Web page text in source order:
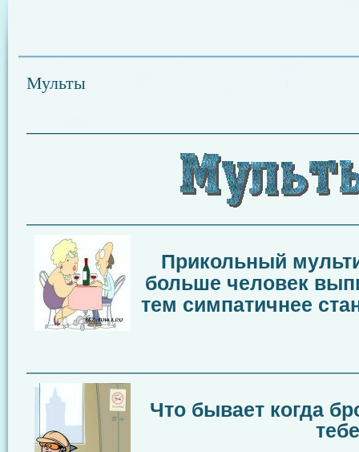
Мульты
Прикольный
больше человек
тем симпатичнее
Что бывает когда